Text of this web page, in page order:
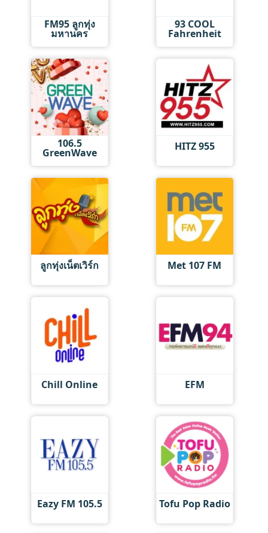
FM95 ลูกทุ่ง
มหานคร
93 COOL
Fahrenheit
106.5
GreenWave HITZ 955
ลูกทุ่งเน็ตเวิร์ก Met 107 FM
Chill Online EFM
Eazy FM 105.5 Tofu Pop Radio